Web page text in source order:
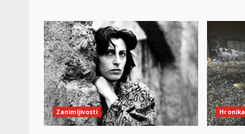
Zanimljivosti Hronika